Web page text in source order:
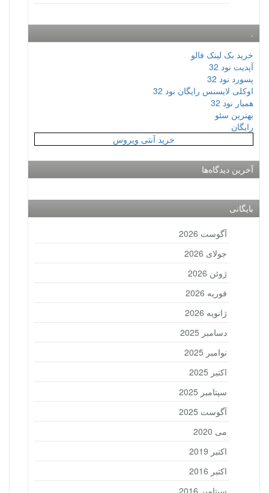
.
خرید بک لینک فالو
آپدیت نود 32
پسورد نود 32
اوکلی لایسنس رایگان نود 32
همیار نود 32
بهترین سئو
رایگان
خرید آنتی ویروس
آخرین دیدگاه‌ها
بایگانی
آگوست 2026
جولای 2026
ژوئن 2026
فوریه 2026
ژانویه 2026
دسامبر 2025
نوامبر 2025
اکتبر 2025
سپتامبر 2025
آگوست 2025
می 2020
اکتبر 2019
اکتبر 2016
سپتامبر 2016